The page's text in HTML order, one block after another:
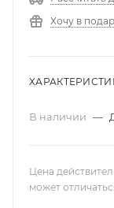
Хочу в
В наличии —
Цена
может